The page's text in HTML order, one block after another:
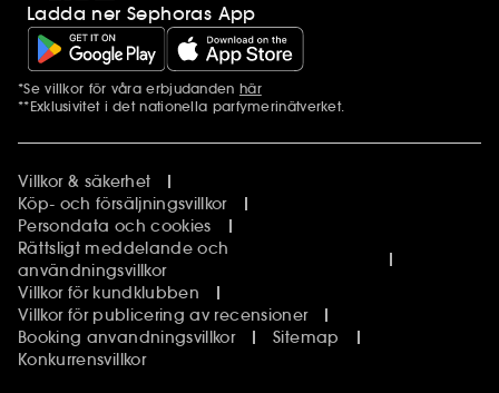
Ladda ner Sephoras App
Ytterligare information
*Se villkor för våra erbjudanden här
**Exklusivitet i det nationella parfymerinätverket.
Villkor & säkerhet
Köp- och försäljningsvillkor
Persondata och cookies
Rättsligt meddelande och
användningsvillkor
Villkor för kundklubben
Villkor för publicering av recensioner
Booking anvandningsvillkor
Sitemap
Konkurrensvillkor